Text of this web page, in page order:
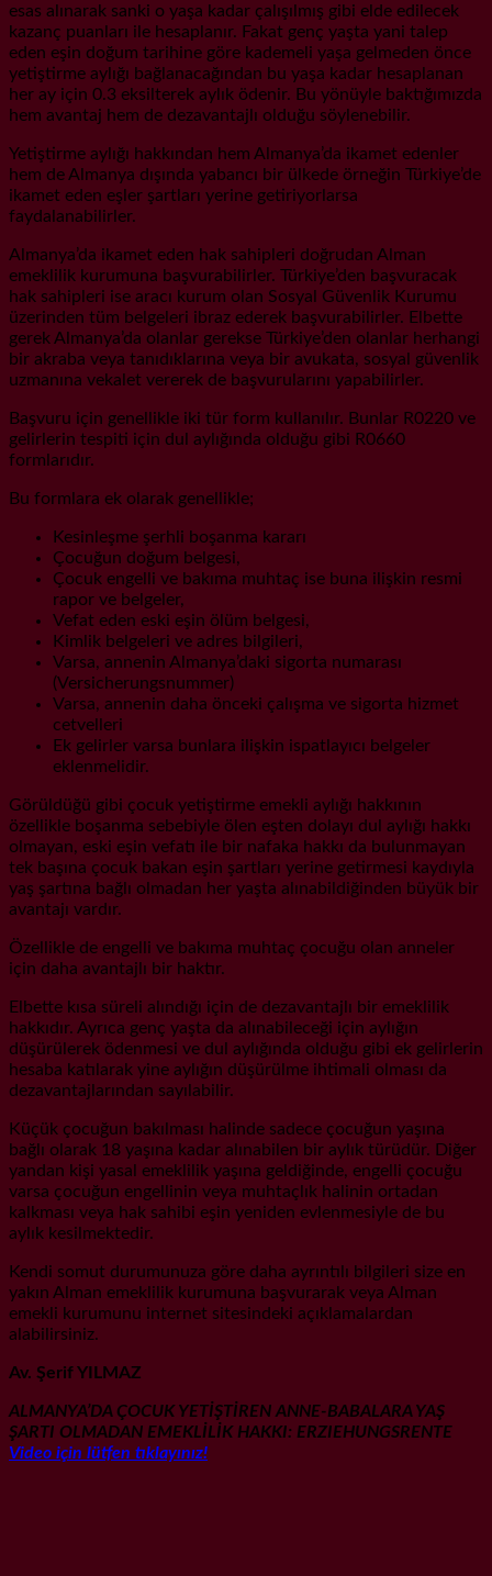
esas alınarak sanki o yaşa kadar çalışılmış gibi elde edilecek
kazanç puanları ile hesaplanır. Fakat genç yaşta yani talep
eden eşin doğum tarihine göre kademeli yaşa gelmeden önce
yetiştirme aylığı bağlanacağından bu yaşa kadar hesaplanan
her ay için 0.3 eksilterek aylık ödenir. Bu yönüyle baktığımızda
hem avantaj hem de dezavantajlı olduğu söylenebilir.
Yetiştirme aylığı hakkından hem Almanya’da ikamet edenler
hem de Almanya dışında yabancı bir ülkede örneğin Türkiye’de
ikamet eden eşler şartları yerine getiriyorlarsa
faydalanabilirler.
Almanya’da ikamet eden hak sahipleri doğrudan Alman
emeklilik kurumuna başvurabilirler. Türkiye’den başvuracak
hak sahipleri ise aracı kurum olan Sosyal Güvenlik Kurumu
üzerinden tüm belgeleri ibraz ederek başvurabilirler. Elbette
gerek Almanya’da olanlar gerekse Türkiye’den olanlar herhangi
bir akraba veya tanıdıklarına veya bir avukata, sosyal güvenlik
uzmanına vekalet vererek de başvurularını yapabilirler.
Başvuru için genellikle iki tür form kullanılır. Bunlar R0220 ve
gelirlerin tespiti için dul aylığında olduğu gibi R0660
formlarıdır.
Bu formlara ek olarak genellikle;
Kesinleşme şerhli boşanma kararı
Çocuğun doğum belgesi,
Çocuk engelli ve bakıma muhtaç ise buna ilişkin resmi
rapor ve belgeler,
Vefat eden eski eşin ölüm belgesi,
Kimlik belgeleri ve adres bilgileri,
Varsa, annenin Almanya’daki sigorta numarası
(Versicherungsnummer)
Varsa, annenin daha önceki çalışma ve sigorta hizmet
cetvelleri
Ek gelirler varsa bunlara ilişkin ispatlayıcı belgeler
eklenmelidir.
Görüldüğü gibi çocuk yetiştirme emekli aylığı hakkının
özellikle boşanma sebebiyle ölen eşten dolayı dul aylığı hakkı
olmayan, eski eşin vefatı ile bir nafaka hakkı da bulunmayan
tek başına çocuk bakan eşin şartları yerine getirmesi kaydıyla
yaş şartına bağlı olmadan her yaşta alınabildiğinden büyük bir
avantajı vardır.
Özellikle de engelli ve bakıma muhtaç çocuğu olan anneler
için daha avantajlı bir haktır.
Elbette kısa süreli alındığı için de dezavantajlı bir emeklilik
hakkıdır. Ayrıca genç yaşta da alınabileceği için aylığın
düşürülerek ödenmesi ve dul aylığında olduğu gibi ek gelirlerin
hesaba katılarak yine aylığın düşürülme ihtimali olması da
dezavantajlarından sayılabilir.
Küçük çocuğun bakılması halinde sadece çocuğun yaşına
bağlı olarak 18 yaşına kadar alınabilen bir aylık türüdür. Diğer
yandan kişi yasal emeklilik yaşına geldiğinde, engelli çocuğu
varsa çocuğun engellinin veya muhtaçlık halinin ortadan
kalkması veya hak sahibi eşin yeniden evlenmesiyle de bu
aylık kesilmektedir.
Kendi somut durumunuza göre daha ayrıntılı bilgileri size en
yakın Alman emeklilik kurumuna başvurarak veya Alman
emekli kurumunu internet sitesindeki açıklamalardan
alabilirsiniz.
Av. Şerif YILMAZ
ALMANYA’DA ÇOCUK YETİŞTİREN ANNE-BABALARA YAŞ
ŞARTI OLMADAN EMEKLİLİK HAKKI: ERZIEHUNGSRENTE
Video için lütfen tıklayınız!